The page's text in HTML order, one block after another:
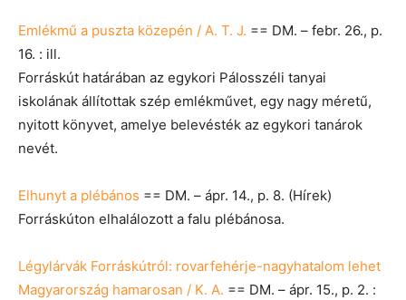
Emlékmű a puszta közepén / A. T. J. == DM. – febr. 26., p.
16. : ill.
Forráskút határában az egykori Pálosszéli tanyai
iskolának állítottak szép emlékművet, egy nagy méretű,
nyitott könyvet, amelye belevésték az egykori tanárok
nevét.
Elhunyt a plébános == DM. – ápr. 14., p. 8. (Hírek)
Forráskúton elhalálozott a falu plébánosa.
Légylárvák Forráskútról: rovarfehérje-nagyhatalom lehet
Magyarország hamarosan / K. A. == DM. – ápr. 15., p. 2. :